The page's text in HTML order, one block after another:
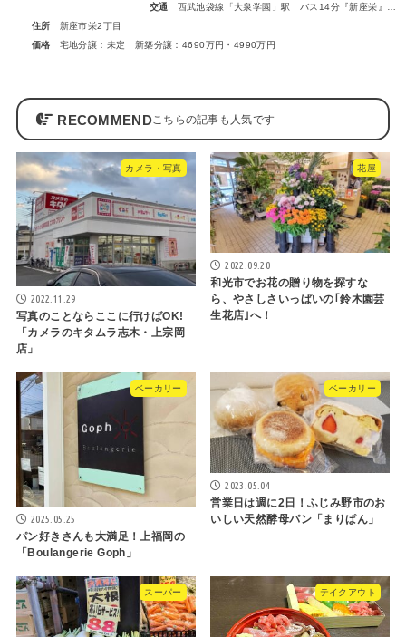
交通
西武池袋線「大泉学園」駅 バス14分『新座栄』停歩5～6分
住所
新座市栄2丁目
価格
宅地分譲：未定 新築分譲：4690万円・4990万円
RECOMMEND
カメラ・写真
2022.11.29
写真のことならここに行けばOK!
「カメラのキタムラ志木・上宗岡
店」
花屋
2022.09.20
和光市でお花の贈り物を探すな
ら、やさしさいっぱいの｢鈴木園芸
生花店｣へ！
ベーカリー
2025.05.25
パン好きさんも大満足！上福岡の
「Boulangerie Goph」
ベーカリー
2023.05.04
営業日は週に2日！ふじみ野市のお
いしい天然酵母パン「まりぱん」
スーパー テイクアウト